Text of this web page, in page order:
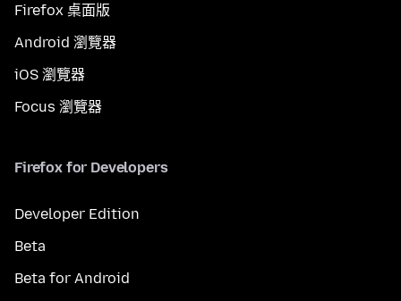
Firefox 桌面版
Android 瀏覽器
iOS 瀏覽器
Focus 瀏覽器
Firefox for Developers
Developer Edition
Beta
Beta for Android